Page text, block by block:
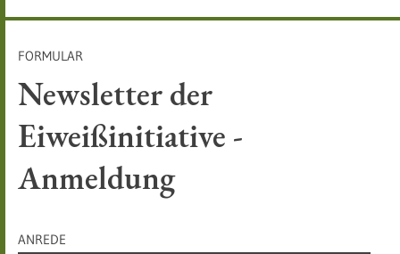
FORMULAR
Newsletter der
Eiweißinitiative -
Anmeldung
ANREDE